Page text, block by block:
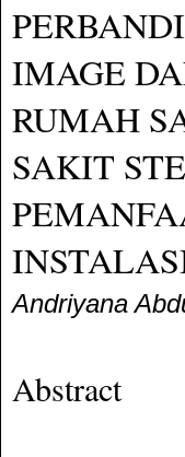
IMAGE
RUMAH
SAKIT
Andriyana
Abstract